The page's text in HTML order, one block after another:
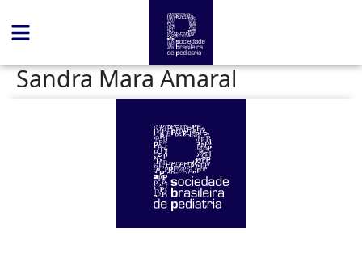
Sandra Mara Amaral